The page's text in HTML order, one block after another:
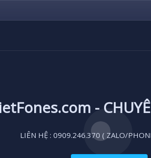
-
LIÊN HỆ : 0909.246.370 ( ZALO/